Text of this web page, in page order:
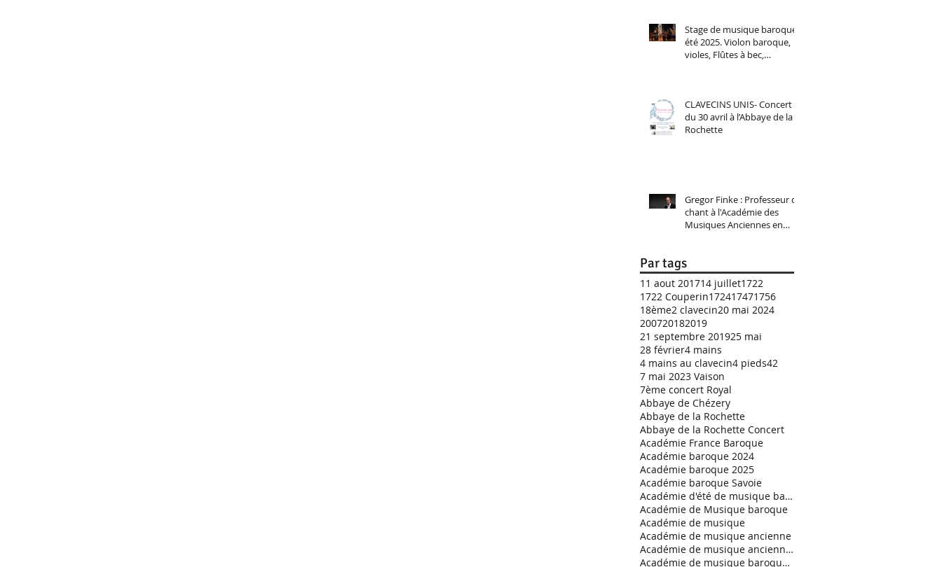
Stage de musique baroque,
été 2025. Violon baroque,
violes, Flûtes à bec,
CLAVECINS UNIS- Concert
du 30 avril à l’Abbaye de la
Rochette
Gregor Finke : Professeur de
chant à l'Académie des
Musiques Anciennes en
Par tags
11 aout 201714 juillet1722
1722 Couperin172417471756
18ème2 clavecin20 mai 2024
200720182019
21 septembre 201925 mai
28 février4 mains
4 mains au clavecin4 pieds42
7 mai 2023 Vaison
7ème concert Royal
Abbaye de Chézery
Abbaye de la Rochette
Abbaye de la Rochette Concert
Académie France Baroque
Académie baroque 2024
Académie baroque 2025
Académie baroque Savoie
Académie d'été de musique baroque
Académie de Musique baroque
Académie de musique
Académie de musique ancienne
Académie de musique ancienne en pays gessien
Académie de musique baroque 2021